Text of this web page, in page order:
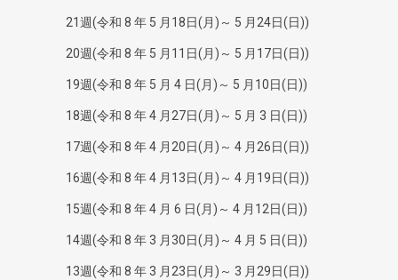
21週(令和 8 年 5 月18日(月)～ 5 月24日(日))
20週(令和 8 年 5 月11日(月)～ 5 月17日(日))
19週(令和 8 年 5 月 4 日(月)～ 5 月10日(日))
18週(令和 8 年 4 月27日(月)～ 5 月 3 日(日))
17週(令和 8 年 4 月20日(月)～ 4 月26日(日))
16週(令和 8 年 4 月13日(月)～ 4 月19日(日))
15週(令和 8 年 4 月 6 日(月)～ 4 月12日(日))
14週(令和 8 年 3 月30日(月)～ 4 月 5 日(日))
13週(令和 8 年 3 月23日(月)～ 3 月29日(日))